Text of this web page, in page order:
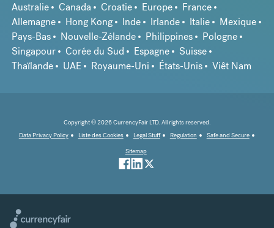
Australie
Canada Croatie Europe
France
Allemagne
Hong Kong Inde Irlande Italie
Mexique
Pays-Bas
Nouvelle-Zélande Philippines
Pologne
Singapour
Corée du Sud Espagne
Suisse
Thaïlande
UAE Royaume-Uni États-Unis Viêt Nam
Copyright © 2026 CurrencyFair LTD. All rights reserved.
Data Privacy Policy
Liste des Cookies Legal Stuff Regulation
Safe and Secure
Sitemap